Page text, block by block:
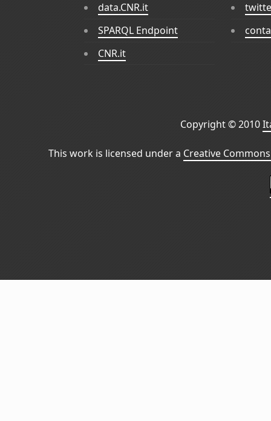
data.CNR.it
SPARQL Endpoint
CNR.it
Copyright © 2010
This work is licensed under a Creative